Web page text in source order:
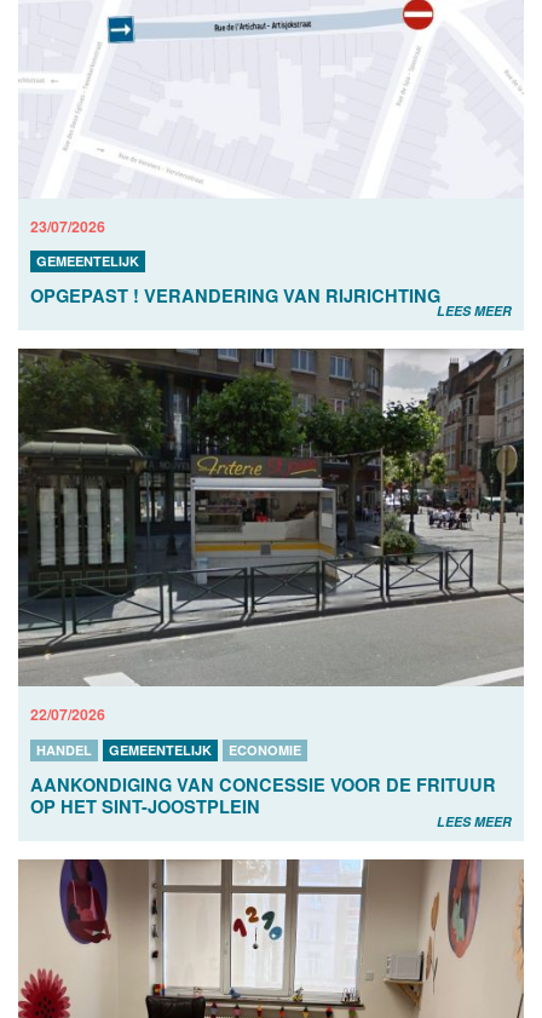
23/07/2026
GEMEENTELIJK
OPGEPAST ! VERANDERING VAN RIJRICHTING
LEES MEER
22/07/2026
HANDEL GEMEENTELIJK ECONOMIE
AANKONDIGING VAN CONCESSIE VOOR DE FRITUUR
OP HET SINT-JOOSTPLEIN
LEES MEER